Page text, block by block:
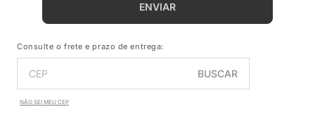
ENVIAR
Consulte o frete e prazo de entrega:
BUSCAR
NÃO SEI MEU CEP